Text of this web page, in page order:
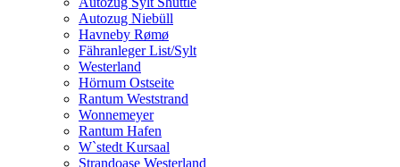
Autozug Niebüll
Havneby Rømø
Fähranleger List/Sylt
Westerland
Hörnum Ostseite
Rantum Weststrand
Wonnemeyer
Rantum Hafen
W`stedt Kursaal
Strandoase Westerland